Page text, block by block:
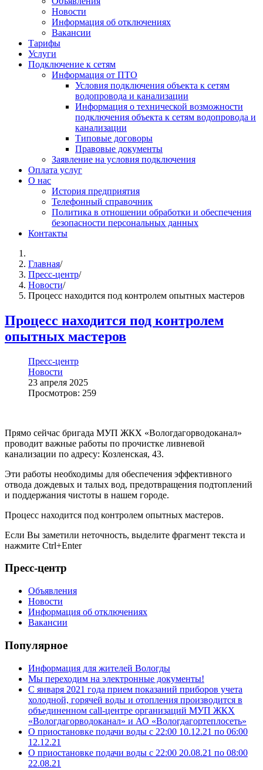
Новости
Информация об отключениях
Вакансии
Тарифы
Услуги
Подключение к сетям
Информация от ПТО
Условия подключения объекта к сетям
водопровода и канализации
Информация о технической возможности
подключения объекта к сетям водопровода и
канализации
Типовые договоры
Правовые документы
Заявление на условия подключения
Оплата услуг
О нас
История предприятия
Телефонный справочник
Политика в отношении обработки и обеспечения
безопасности персональных данных
Контакты
Главная/
Пресс-центр/
Новости/
Процесс находится под контролем опытных мастеров
Процесс находится под контролем
опытных мастеров
Пресс-центр
Новости
23 апреля 2025
Просмотров: 259
Прямо сейчас бригада МУП ЖКХ «Вологдагорводоканал»
проводит важные работы по прочистке ливневой
канализации по адресу: Козленская, 43.
Эти работы необходимы для обеспечения эффективного
отвода дождевых и талых вод, предотвращения подтоплений
и поддержания чистоты в нашем городе.
Процесс находится под контролем опытных мастеров.
Если Вы заметили неточность, выделите фрагмент текста и
нажмите Ctrl+Enter
Пресс-центр
Объявления
Новости
Информация об отключениях
Вакансии
Популярное
Информация для жителей Вологды
Мы переходим на электронные документы!
С января 2021 года прием показаний приборов учета
холодной, горячей воды и отопления производится в
объединенном call-центре организаций МУП ЖКХ
«Вологдагорводоканал» и АО «Вологдагортеплосеть»
О приостановке подачи воды с 22:00 10.12.21 по 06:00
12.12.21
О приостановке подачи воды с 22:00 20.08.21 по 08:00
22.08.21